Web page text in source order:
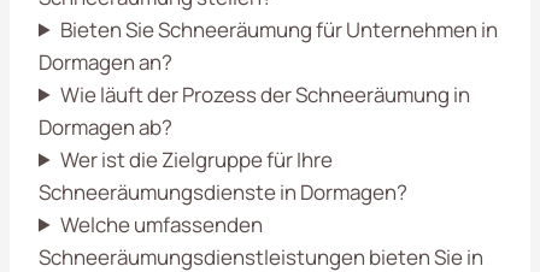
Bieten Sie Schneeräumung für Unternehmen in
Dormagen an?
Wie läuft der Prozess der Schneeräumung in
Dormagen ab?
Wer ist die Zielgruppe für Ihre
Schneeräumungsdienste in Dormagen?
Welche umfassenden
Schneeräumungsdienstleistungen bieten Sie in